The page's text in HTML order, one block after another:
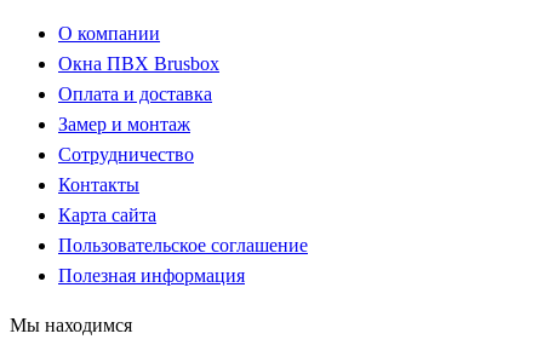
О компании
Окна ПВХ Brusbox
Оплата и доставка
Замер и монтаж
Сотрудничество
Контакты
Карта сайта
Пользовательское соглашение
Полезная информация
Мы находимся